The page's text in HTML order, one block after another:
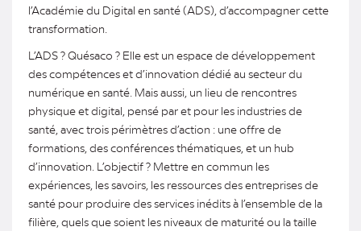
l’Académie du Digital en santé (ADS), d’accompagner cette
transformation.
L’ADS ? Quésaco ? Elle est un espace de développement
des compétences et d’innovation dédié au secteur du
numérique en santé. Mais aussi, un lieu de rencontres
physique et digital, pensé par et pour les industries de
santé, avec trois périmètres d’action : une offre de
formations, des conférences thématiques, et un hub
d’innovation. L’objectif ? Mettre en commun les
expériences, les savoirs, les ressources des entreprises de
santé pour produire des services inédits à l’ensemble de la
filière, quels que soient les niveaux de maturité ou la taille